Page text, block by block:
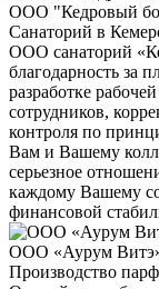
ООО "Кедровый
Санаторий в
ООО санаторий
благодарность за
разработке
сотрудников,
контроля по
Вам и Вашему
серьезное
каждому Вашему
финансовой
ООО «Аурум
Производство